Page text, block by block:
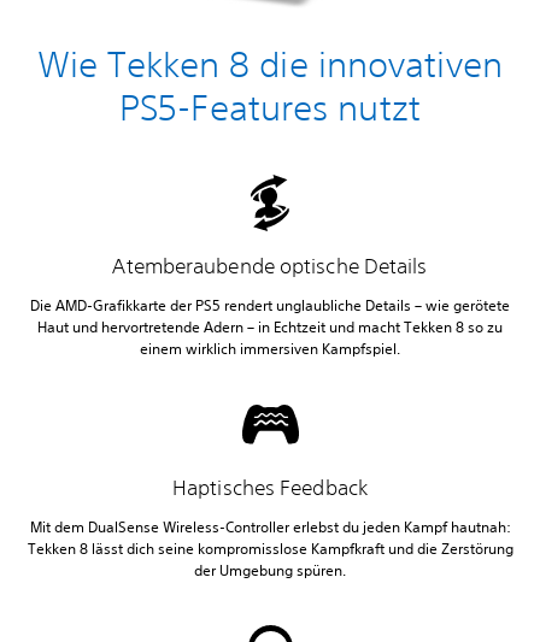
Wie Tekken 8 die innovativen
PS5-Features nutzt
Atemberaubende optische Details
Die AMD-Grafikkarte der PS5 rendert unglaubliche Details – wie gerötete
Haut und hervortretende Adern – in Echtzeit und macht Tekken 8 so zu
einem wirklich immersiven Kampfspiel.
Haptisches Feedback
Mit dem DualSense Wireless-Controller erlebst du jeden Kampf hautnah:
Tekken 8 lässt dich seine kompromisslose Kampfkraft und die Zerstörung
der Umgebung spüren.